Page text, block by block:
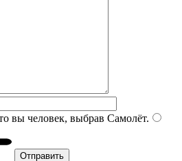
вы человек, выбрав Самолёт.